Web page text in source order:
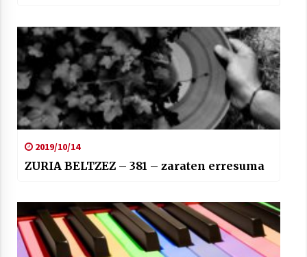
Zebrabidearen denboraldi amaiera
EHZtik
2021/07/01
Arrosaren laburpen bideoa Hamaika
2021/06/30
2019/10/14
ZURIA BELTZEZ – 381 – zaraten erresuma